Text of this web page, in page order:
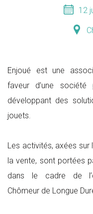
12
Enjoué est une
faveur d’une
développant des
jouets.
Les activités, axées
la vente, sont portées
dans le cadre de
Chômeur de Longue